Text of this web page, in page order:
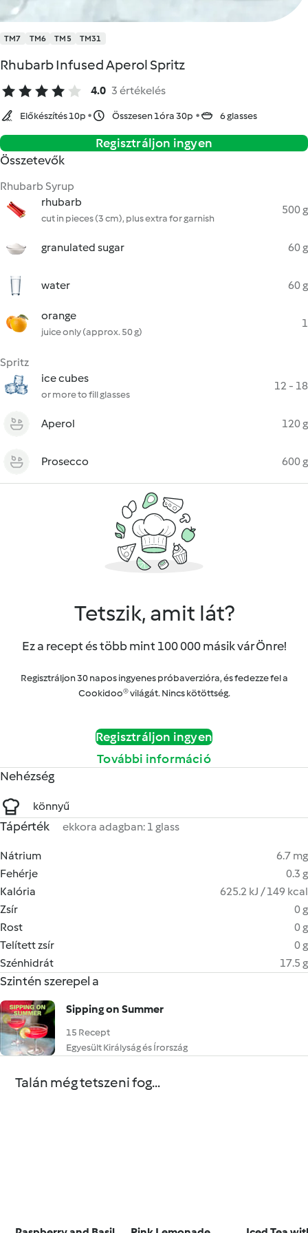
TM7 TM6 TM5 TM31
Rhubarb Infused Aperol Spritz
4.0 3 értékelés
Előkészítés 10p Összesen 1óra 30p 6 glasses
Regisztráljon ingyen
Összetevők
Rhubarb Syrup
rhubarb
cut in pieces (3 cm), plus extra for garnish
500 g
granulated sugar 60 g
water 60 g
orange
juice only (approx. 50 g)
1
Spritz
ice cubes
or more to fill glasses
12 - 18
Aperol 120 g
Prosecco 600 g
Tetszik, amit lát?
Ez a recept és több mint 100 000 másik vár Önre!
Regisztráljon 30 napos ingyenes próbaverzióra, és fedezze fel a
Cookidoo® világát. Nincs kötöttség.
Regisztráljon ingyen
További információ
Nehézség
könnyű
Tápérték ekkora adagban: 1 glass
Nátrium
6.7 mg
Fehérje
0.3 g
Kalória
625.2 kJ / 149 kcal
Zsír
0 g
Rost
0 g
Telített zsír
0 g
Szénhidrát
17.5 g
Szintén szerepel a
Sipping on Summer
15 Recept
Egyesült Királyság és Írország
Talán még tetszeni fog...